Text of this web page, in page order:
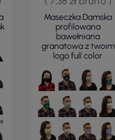
Maseczka Damska
profilowana
bawełniana
granatowa z twoim
logo full color